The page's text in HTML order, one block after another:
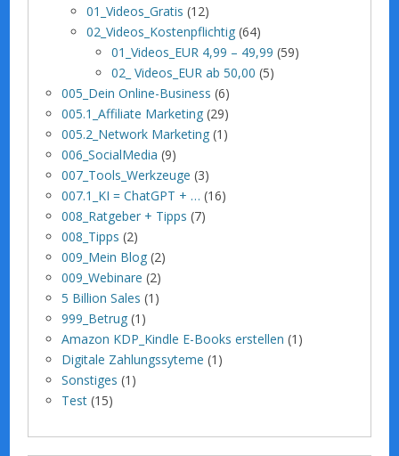
01_Videos_Gratis (12)
02_Videos_Kostenpflichtig (64)
01_Videos_EUR 4,99 – 49,99 (59)
02_ Videos_EUR ab 50,00 (5)
005_Dein Online-Business (6)
005.1_Affiliate Marketing (29)
005.2_Network Marketing (1)
006_SocialMedia (9)
007_Tools_Werkzeuge (3)
007.1_KI = ChatGPT + … (16)
008_Ratgeber + Tipps (7)
008_Tipps (2)
009_Mein Blog (2)
009_Webinare (2)
5 Billion Sales (1)
999_Betrug (1)
Amazon KDP_Kindle E-Books erstellen (1)
Digitale Zahlungssyteme (1)
Sonstiges (1)
Test (15)